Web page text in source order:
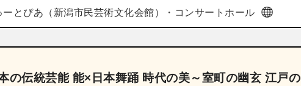
ーとぴあ（新潟市民芸術文化会館）・コンサートホール
の伝統芸能 能×日本舞踊 時代の美～室町の幽玄 江戸の